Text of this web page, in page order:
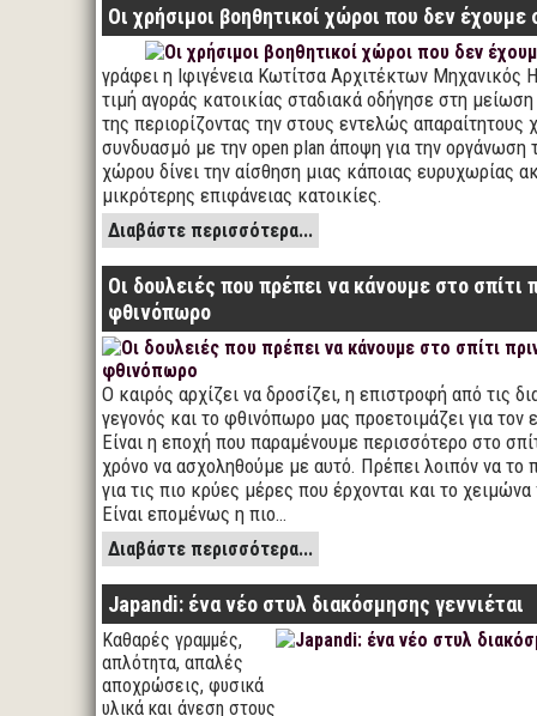
Οι χρήσιμοι βοηθητικοί χώροι που δεν έχουμε
γράφει η Ιφιγένεια Κωτίτσα Αρχιτέκτων Μηχανικός
τιμή αγοράς κατοικίας σταδιακά οδήγησε στη
της περιορίζοντας την στους εντελώς απαραίτητους
συνδυασμό με την open plan άποψη για την οργάνωση
χώρου δίνει την αίσθηση μιας κάποιας ευρυχωρίας
μικρότερης επιφάνειας κατοικίες.
Διαβάστε περισσότερα...
Οι δουλειές που πρέπει να κάνουμε στο σπίτι
φθινόπωρο
Ο καιρός αρχίζει να δροσίζει, η επιστροφή από τις
γεγονός και το φθινόπωρο μας προετοιμάζει για τον
Είναι η εποχή που παραμένουμε περισσότερο στο
χρόνο να ασχοληθούμε με αυτό. Πρέπει λοιπόν να το
για τις πιο κρύες μέρες που έρχονται και το
Είναι επομένως η πιο…
Διαβάστε περισσότερα...
Japandi: ένα νέο στυλ διακόσμησης γεννιέται
Καθαρές γραμμές,
απλότητα, απαλές
αποχρώσεις, φυσικά
υλικά και άνεση στους